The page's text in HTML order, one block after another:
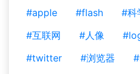
#apple
#flash #科
#互联网
#人像
#twitter
#浏览器